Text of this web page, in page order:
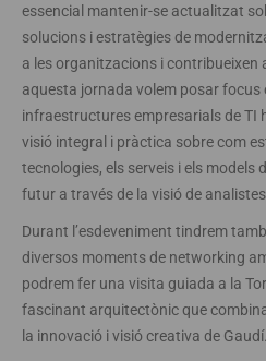
essencial mantenir-se actualitzat
solucions i estratègies de
a les organitzacions i contribueixen
aquesta jornada volem posar focus
infraestructures empresarials de TI
visió integral i pràctica sobre com
tecnologies, els serveis i els models
futur a través de la visió de
Durant l’esdeveniment tindrem
diversos moments de networking
podrem fer una visita guiada a la
fascinant arquitectònic que
la innovació i visió creativa de Gaudí.